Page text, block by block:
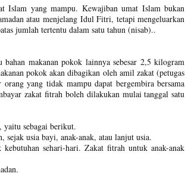
Islam yang mampu. Kewajiban umat Islam bukan
atau menjelang Idul Fitri, tetapi mengeluarkan
jumlah tertentu dalam satu tahun (nisab)..
bahan makanan pokok lainnya sebesar 2,5 kilogram
pokok akan dibagikan oleh amil zakat (petugas
yang tidak mampu dapat bergembira bersama
zakat fitrah boleh dilakukan mulai tanggal satu
yaitu sebagai berikut.
sejak usia bayi, anak-anak, atau lanjut usia.
sehari-hari. Zakat fitrah untuk anak-anak